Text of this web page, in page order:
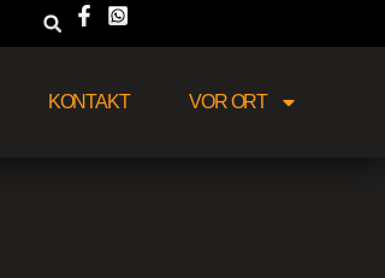
KONTAKT VOR ORT